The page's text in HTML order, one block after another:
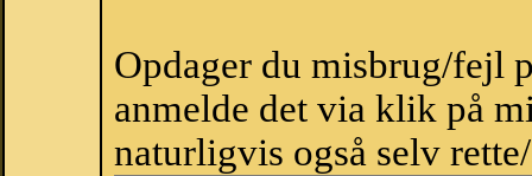
Opdager du misbrug/fejl
anmelde det via klik på
naturligvis også selv